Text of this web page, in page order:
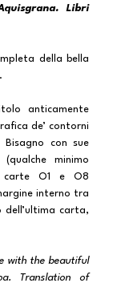
Libri
della bella
anticamente
de’ contorni
con sue
minimo
carte O1 e O8
interno tra
carta,
with the beautiful
Translation of